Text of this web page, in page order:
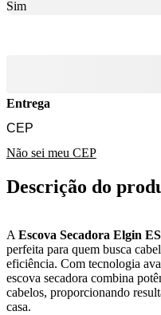
Sim
Entrega
Não sei meu CEP
Descrição do
A Escova Secadora Elgin
perfeita para quem busca
eficiência. Com tecnologia
escova secadora combina
cabelos, proporcionando
casa.